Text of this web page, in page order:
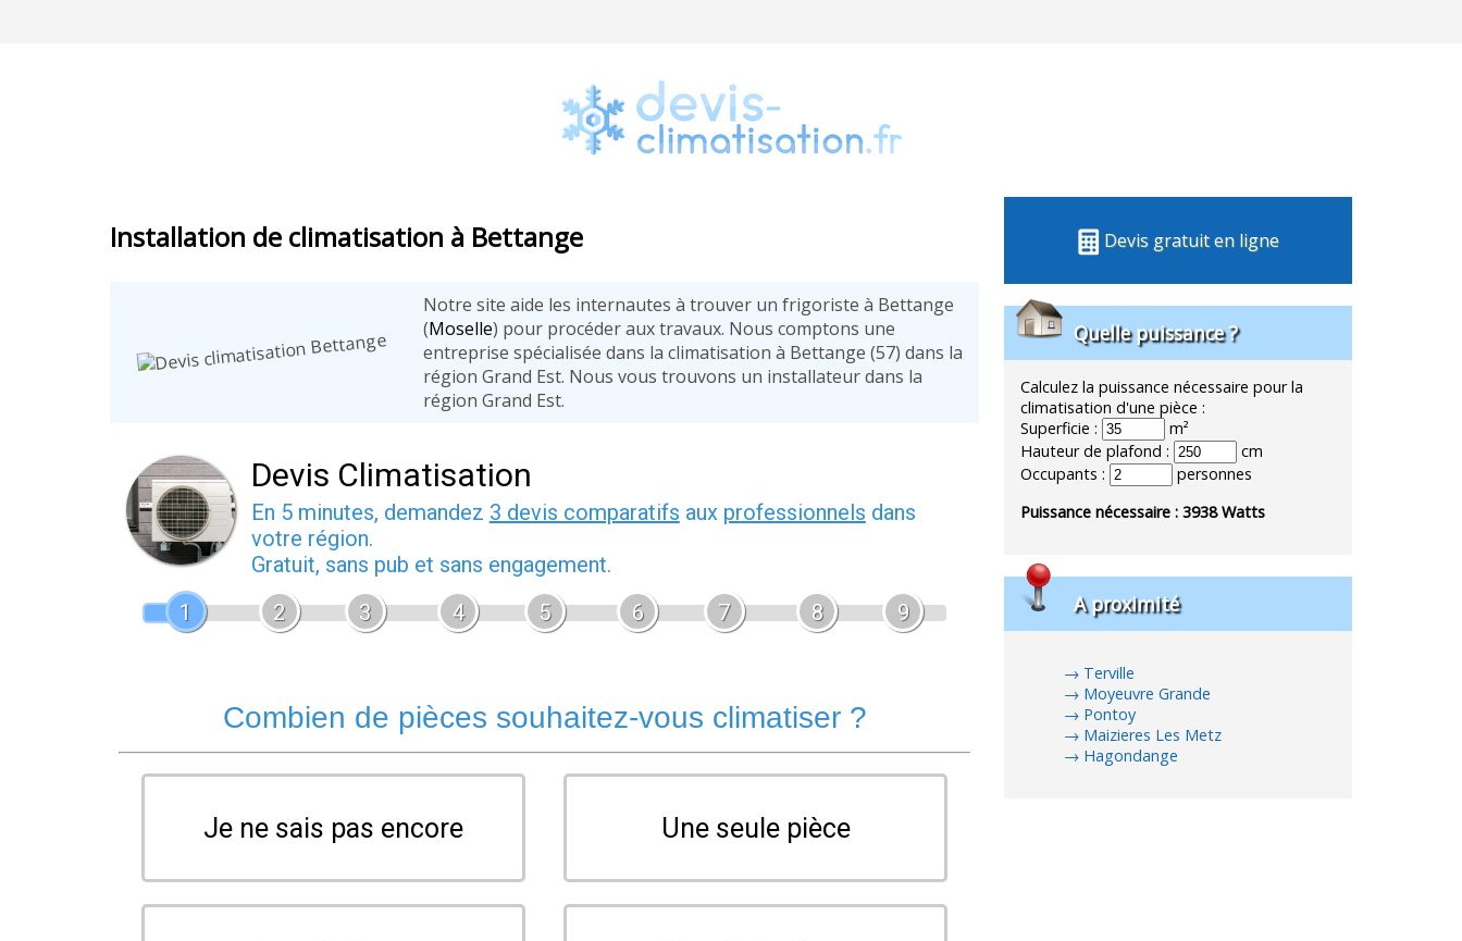
Installation de climatisation à Bettange
Notre site aide les internautes à trouver un frigoriste à Bettange
(Moselle) pour procéder aux travaux. Nous comptons une
entreprise spécialisée dans la climatisation à Bettange (57) dans la
région Grand Est. Nous vous trouvons un installateur dans la
région Grand Est.
Devis Climatisation
En 5 minutes, demandez 3 devis comparatifs aux professionnels dans
votre région.
Gratuit, sans pub et sans engagement.
1
2 3 4 5 6 7 8 9
Combien de pièces souhaitez-vous climatiser ?
Je ne sais pas encore Une seule pièce
Devis gratuit en ligne
Quelle puissance ?
Calculez la puissance nécessaire pour la
climatisation d'une pièce :
Superficie :
m²
Hauteur de plafond :
cm
Occupants :
personnes
Puissance nécessaire :3938Watts
A proximité
Terville
Moyeuvre Grande
Pontoy
Maizieres Les Metz
Hagondange